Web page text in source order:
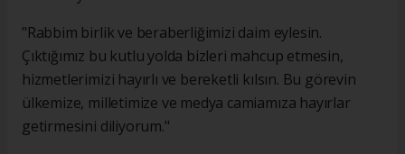
"Rabbim birlik ve beraberliğimizi daim eylesin.
Çıktığımız bu kutlu yolda bizleri mahcup etmesin,
hizmetlerimizi hayırlı ve bereketli kılsın. Bu görevin
ülkemize, milletimize ve medya camiamıza hayırlar
getirmesini diliyorum."